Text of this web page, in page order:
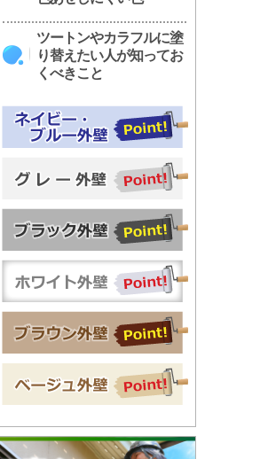
ツートンやカラフルに塗
り替えたい人が知ってお
くべきこと